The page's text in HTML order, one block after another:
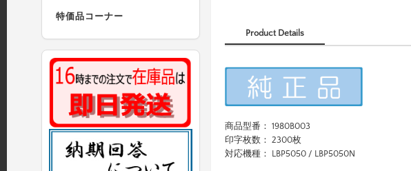
特価品コーナー
Product Details
商品型番： 1980B003
印字枚数： 2300枚
対応機種： LBP5050 / LBP5050N